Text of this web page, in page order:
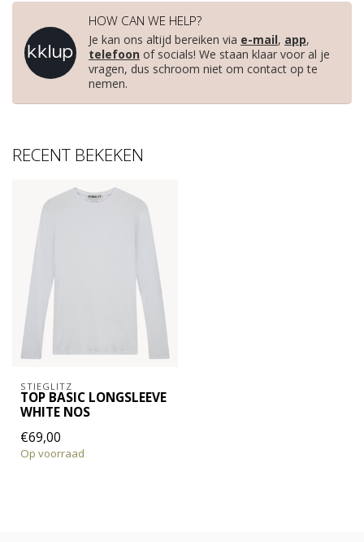
HOW CAN WE HELP?
Je kan ons altijd bereiken via e-mail, app,
telefoon of socials! We staan klaar voor al je
vragen, dus schroom niet om contact op te
nemen.
RECENT BEKEKEN
STIEGLITZ
TOP BASIC LONGSLEEVE
WHITE NOS
€69,00
Op voorraad